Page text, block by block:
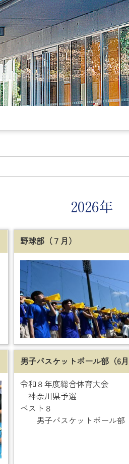
2026年
野球部（７月）
男子バスケットボール部（6月
令和８年度総合体育大会
神奈川県予選
ベスト８
男子バスケットボール部